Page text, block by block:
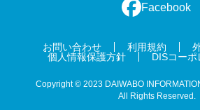
Facebook
お問い合わせ 利用規約
個人情報保護方針
DISコー
Copyright © 2023 DAIWABO
All Rights Reserved.